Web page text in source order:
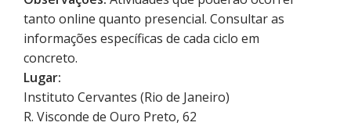
tanto online quanto presencial. Consultar as
informações específicas de cada ciclo em
concreto.
Lugar:
Instituto Cervantes (Rio de Janeiro)
R. Visconde de Ouro Preto, 62